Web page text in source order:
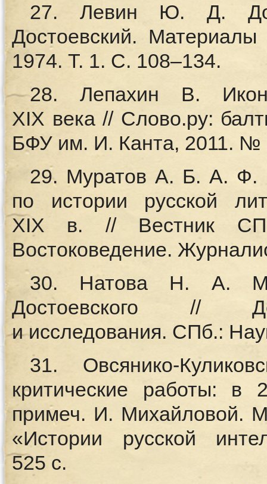
27. Левин Ю. Д.
Достоевский.
1974. Т. 1. С. 108–134.
28. Лепахин В.
XIX века // Слово.ру:
БФУ им. И. Канта, 2011. №
29. Муратов А. Б. А. Ф.
по истории русской
XIX в. // Вестник
Востоковедение.
30. Натова Н. А.
Достоевского //
и исследования. СПб.:
31. Овсянико-
критические работы: в
примеч. И. Михайловой.
«Истории русской
525 с.